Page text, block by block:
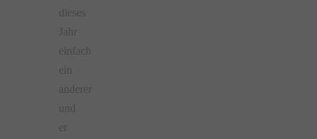
dieses
Jahr
einfach
ein
anderer
und
er